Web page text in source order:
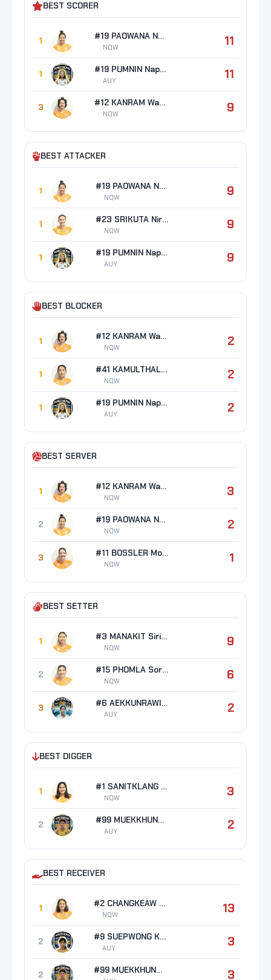
BEST SCORER
1 #19 PAOWANA Nokyoong
NQW 11
1 #19 PUMNIN Napatson
AUY 11
3 #12 KANRAM Waruni
NQW 9
BEST ATTACKER
1 #19 PAOWANA Nokyoong
NQW 9
1 #23 SRIKUTA Nirarach
NQW 9
1 #19 PUMNIN Napatson
AUY 9
BEST BLOCKER
1 #12 KANRAM Waruni
NQW 2
1 #41 KAMULTHALA Kaewkalaya
NQW 2
1 #19 PUMNIN Napatson
AUY 2
BEST SERVER
1 #12 KANRAM Waruni
NQW 3
2 #19 PAOWANA Nokyoong
NQW 2
3 #11 BOSSLER Morgan Renae
NQW 1
BEST SETTER
1 #3 MANAKIT Sirima
NQW 9
2 #15 PHOMLA Soraya
NQW 6
3 #6 AEKKUNRAWIT Pimnaree
AUY 2
BEST DIGGER
1 #1 SANITKLANG Nattaporn
NQW 3
2 #99 MUEKKHUNTOD Pimpila
AUY 2
BEST RECEIVER
1 #2 CHANGKEAW Tikamporn
NQW 13
2 #9 SUEPWONG Katanyuta
AUY 3
2 #99 MUEKKHUNTOD Pimpila 3